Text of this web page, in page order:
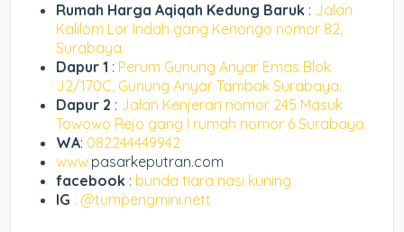
Rumah Harga Aqiqah Kedung Baruk : Jalan
Kalilom Lor Indah gang Kenongo nomor 82,
Surabaya.
Dapur 1 : Perum Gunung Anyar Emas Blok
J2/170C, Gunung Anyar Tambak Surabaya.
Dapur 2 : Jalan Kenjeran nomor 245 Masuk
Towowo Rejo gang I rumah nomor 6 Surabaya.
WA: 082244449942
www.pasarkeputran.com
facebook : bunda tiara nasi kuning
IG : @tumpengmini.nett